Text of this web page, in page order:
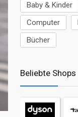
Baby & Kinder
Computer
Bücher
Beliebte Shops